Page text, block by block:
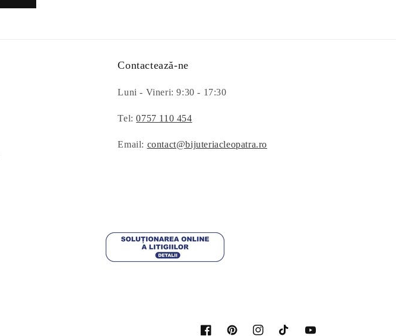
Contactează-ne
Luni - Vineri: 9:30 - 17:30
Tel:0757 110 454
Email: contact@bijuteriacleopatra.ro